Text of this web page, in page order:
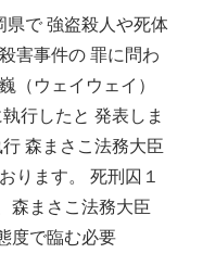
で 強盗殺人や死体
害事件の 罪に問わ
（ウェイウェイ）
行したと 発表しま
森まさこ法務大臣
ります。 死刑囚１
森まさこ法務大臣
度で臨む必要